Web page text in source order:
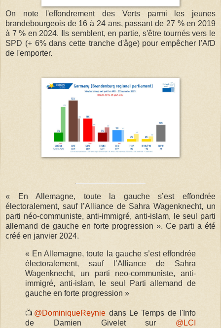
On note l'effondrement des Verts parmi les jeunes
brandebourgeois de 16 à 24 ans, passant de 27 % en 2019
à 7 % en 2024. Ils semblent, en partie, s'être tournés vers le
SPD (+ 6% dans cette tranche d'âge) pour empêcher l'AfD
de l'emporter.
« En Allemagne, toute la gauche s’est effondrée
électoralement, sauf l’Alliance de Sahra Wagenknecht, un
parti néo-communiste, anti-immigré, anti-islam, le seul parti
allemand de gauche en forte progression ». Ce parti a été
créé en janvier 2024.
« En Allemagne, toute la gauche s’est effondrée
électoralement, sauf l’Alliance de Sahra
Wagenknecht, un parti neo-communiste, anti-
immigré, anti-islam, le seul Parti allemand de
gauche en forte progression »
📺 @DominiqueReynie dans Le Temps de l'Info
de Damien Givelet sur @LCI